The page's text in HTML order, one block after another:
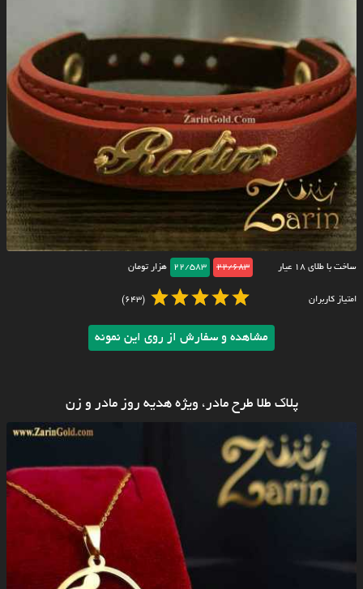
ساخت با طلای ۱۸ عیار 22/683
22/583 هزار تومان
امتیاز کاربران (643)
مشاهده و سفارش از روی این نمونه
پلاک طلا طرح مادر، ویژه هدیه روز مادر و زن